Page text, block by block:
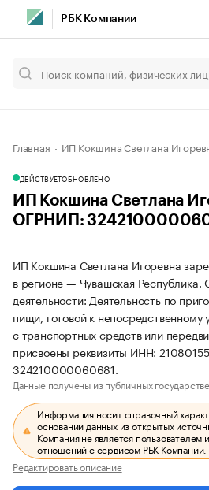
РБК Компании
Главная ИП Кокшина Светлана
ДЕЙСТВУЕТОБНОВЛЕНО
ИП Кокшина Светлана
ОГРНИП:
ИП Кокшина Светлана Игоревна
в регионе — Чувашская Республика.
деятельности: Деятельность по
пищи, готовой к
с транспортных средств или
присвоены реквизиты ИНН:
324210000060681.
Данные получены из публичных
Информация носит справочный
основании данных из открытых
Компания не является пользователем
отношений с сервисом РБК Компании.
Редактировать описание